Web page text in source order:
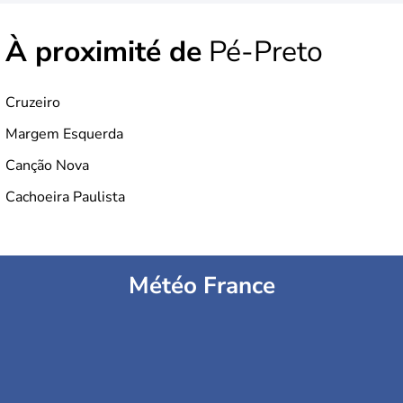
À proximité de Pé-Preto
Cruzeiro
Margem Esquerda
Canção Nova
Cachoeira Paulista
Météo France